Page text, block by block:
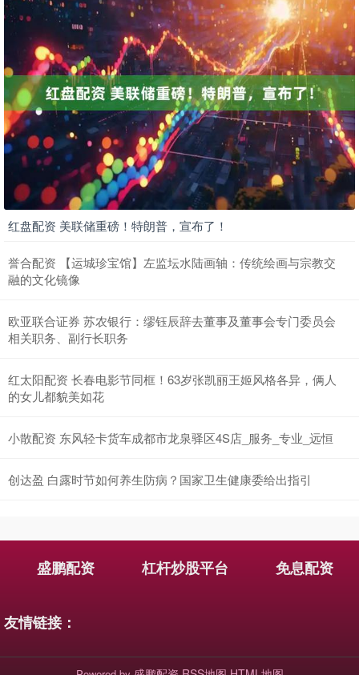
红盘配资 美联储重磅！特朗普，宣布了！
誉合配资 【运城珍宝馆】左监坛水陆画轴：传统绘画与宗教交
融的文化镜像
欧亚联合证券 苏农银行：缪钰辰辞去董事及董事会专门委员会
相关职务、副行长职务
红太阳配资 长春电影节同框！63岁张凯丽王姬风格各异，俩人
的女儿都貌美如花
小散配资 东风轻卡货车成都市龙泉驿区4S店_服务_专业_远恒
创达盈 白露时节如何养生防病？国家卫生健康委给出指引
盛鹏配资 杠杆炒股平台 免息配资
友情链接：